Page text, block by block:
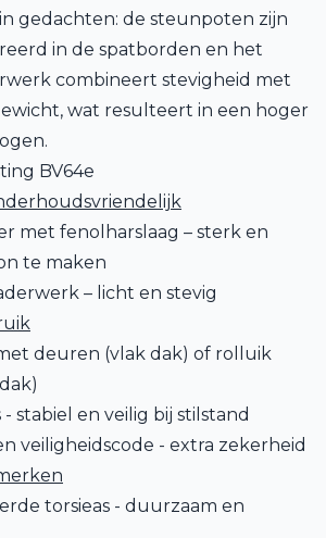
gedachten: de steunpoten zijn
in de spatborden en het
combineert stevigheid met
wat resulteert in een hoger
BV64e
met fenolharslaag – sterk en
te maken
– licht en stevig
deuren (vlak dak) of rolluik
stabiel en veilig bij stilstand
veiligheidscode - extra zekerheid
torsieas - duurzaam en